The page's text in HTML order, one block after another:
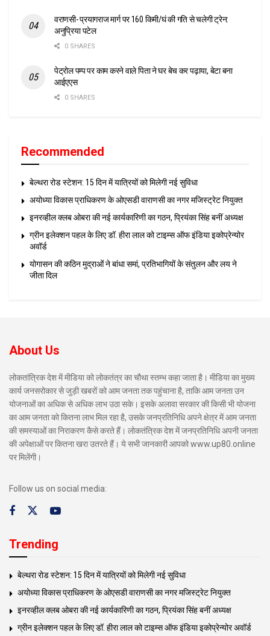
वराणसी- प्रयागराज मार्ग पर 160 किमी/घं की गति से चलेगी ट्रेन:
अनुप्रिया पटेल
0 SHARES
पेट्रोल पम्प पर काम करने वाले पिता ने घर बेच कर पढ़ाया, बेटा बना
आईएएस
0 SHARES
Recommended
बेल्थरा रोड स्टेशन: 15 दिन में यात्रियों को मिलेगी नई सुविधा
अयोध्या विकास प्राधिकरण के ओएसडी वाराणसी का नगर मजिस्ट्रेट नियुक्त
इनरव्हील क्लब ओबरा की नई कार्यकारिणी का गठन, प्रियंका सिंह बनीं अध्यक्ष
ग्रीन इलेक्शन पहल के लिए डॉ. हीरा लाल को टाइम्स ऑफ इंडिया इकोप्रेन्योर
अवॉर्ड
योगासन की कठिन मुद्राओं ने बांधा समां, प्रतिभागियों के संतुलन और लय ने
जीता दिल
About Us
लोकतांत्रिक देश में मीडिया को लोकतंत्र का चौथा स्तम्भ कहा जाता है। मीडिया का मुख्य
कार्य जनसरोकार से जुड़ी खबरों को आम जनता तक पहुंचाना है, ताकि आम जनता उन
योजनाओं का अधिक से अधिक लाभ उठा सके। इसके अलावा सरकार की किसी भी योजना
का आम जनता को कितना लाभ मिल रहा है, उसके जनप्रतिनिधि अपने क्षेत्र में आम जनता
की समस्याओं का निराकरण कैसे करते हैं। लोकतंत्रिक देश में जनप्रतिनिधि अपनी जनता
की अपेक्षाओं पर कितना खरा उतरते हैं। ये सभी जानकारी आपको www.up80.online
पर मिलेंगी।
Follow us on social media:
Trending
बेल्थरा रोड स्टेशन: 15 दिन में यात्रियों को मिलेगी नई सुविधा
अयोध्या विकास प्राधिकरण के ओएसडी वाराणसी का नगर मजिस्ट्रेट नियुक्त
इनरव्हील क्लब ओबरा की नई कार्यकारिणी का गठन, प्रियंका सिंह बनीं अध्यक्ष
ग्रीन इलेक्शन पहल के लिए डॉ. हीरा लाल को टाइम्स ऑफ इंडिया इकोप्रेन्योर अवॉर्ड